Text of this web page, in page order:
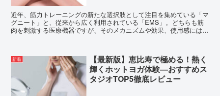
近年、筋力トレーニングの新たな選択肢として注目を集めている「マ
グニート」と、従来から広く利用されている「EMS」。どちらも筋
肉を刺激する医療機器ですが、そのメカニズムや効果、使用感には明
新着
【最新版】恵比寿で極める！熱く
輝くホットヨガ体験―おすすめス
タジオTOP5徹底レビュー